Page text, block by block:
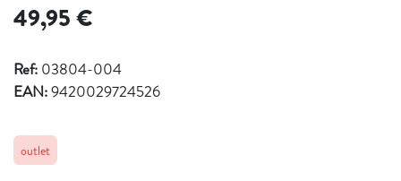
49,95€
Ref: 03804-004
EAN:9420029724526
outlet